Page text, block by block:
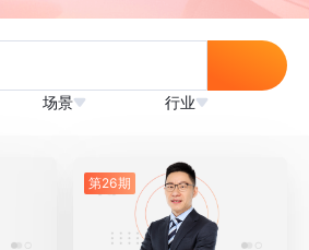
场景 行业
第26期